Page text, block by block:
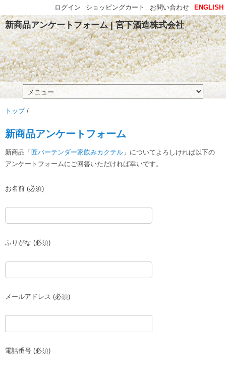
新商品アンケートフォーム | 宮下酒造株式会社
トップ/
新商品アンケートフォーム
新商品「 匠バーテンダー家飲みカクテル 」についてよろしければ以下の
アンケートフォームにご回答いただければ幸いです。
お名前 (必須)
ふりがな (必須)
メールアドレス (必須)
電話番号 (必須)
ENGLISH
お問い合わせ
ショッピングカート
ログイン